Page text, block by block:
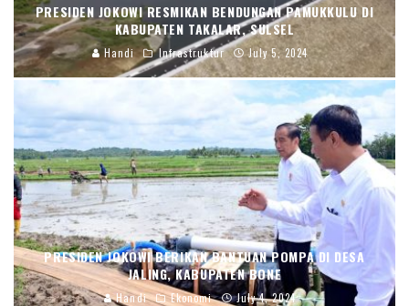
PRESIDEN JOKOWI RESMIKAN BENDUNGAN PAMUKKULU DI
KABUPATEN TAKALAR, SULSEL
Handi Infrastruktur July 5, 2024
PRESIDEN JOKOWI BERIKAN BANTUAN POMPA DI DESA
JALING, KABUPATEN BONE
Handi Ekonomi July 4, 2024